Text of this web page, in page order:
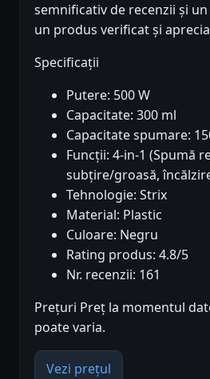
semnificativ de recenzii și
un produs verificat și
Specificații
Putere: 500 W
Capacitate: 300 ml
Capacitate spumare:
Funcții: 4-in-1 (Spumă
subțire/groasă,
Tehnologie: Strix
Material: Plastic
Culoare: Negru
Rating produs: 4.8/5
Nr. recenzii: 161
Prețuri Preț la momentul
poate varia.
Vezi prețul